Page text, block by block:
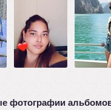
фотографии